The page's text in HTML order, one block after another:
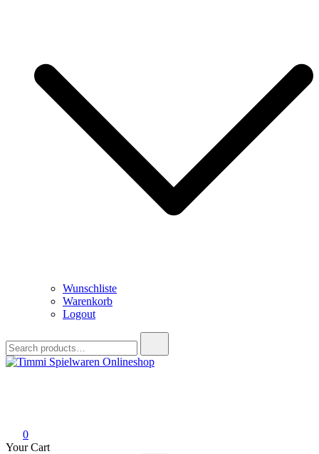
Wunschliste
Warenkorb
Logout
for:
0
Your Cart